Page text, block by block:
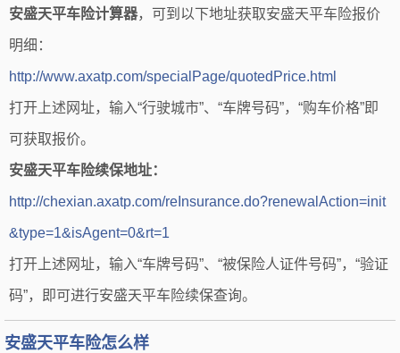
安盛天平车险计算器，可到以下地址获取安盛天平车险报价
明细：
http://www.axatp.com/specialPage/quotedPrice.html
打开上述网址，输入“行驶城市”、“车牌号码”，“购车价格”即
可获取报价。
安盛天平车险续保地址：
http://chexian.axatp.com/reInsurance.do?renewalAction=init
&type=1&isAgent=0&rt=1
打开上述网址，输入“车牌号码”、“被保险人证件号码”，“验证
码”，即可进行安盛天平车险续保查询。
安盛天平车险怎么样